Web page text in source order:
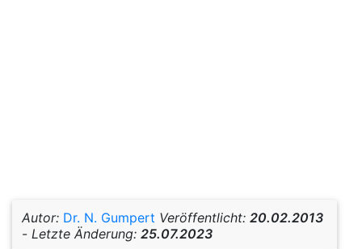
Autor: Dr. N. Gumpert Veröffentlicht: 20.02.2013
- Letzte Änderung: 25.07.2023